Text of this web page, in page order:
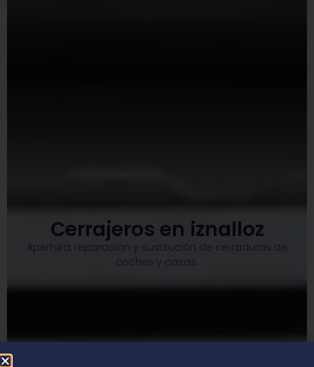
Cerrajeros en iznalloz
Apertura, reparación y sustitución de cerraduras de
coches y casas.​